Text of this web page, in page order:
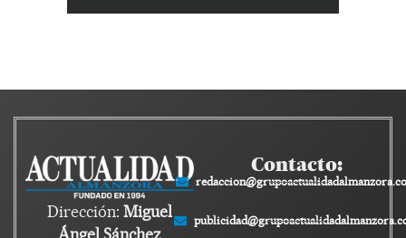
Dirección: Miguel
Ángel Sánchez
Contacto: